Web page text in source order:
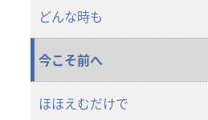
どんな時も
今こそ前へ
ほほえむだけで